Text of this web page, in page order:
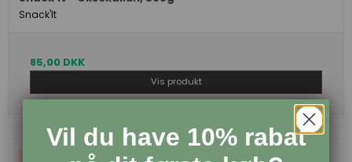
Snack'It
85,00 DKK
Vis produkt
Vil du have 10% rabat